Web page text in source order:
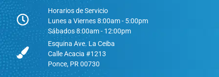
Horarios de Servicio
Lunes a Viernes 8:00am - 5:00pm
Sábados 8:00am - 12:00pm
Esquina Ave. La Ceiba
Calle Acacia #1213
Ponce, PR 00730